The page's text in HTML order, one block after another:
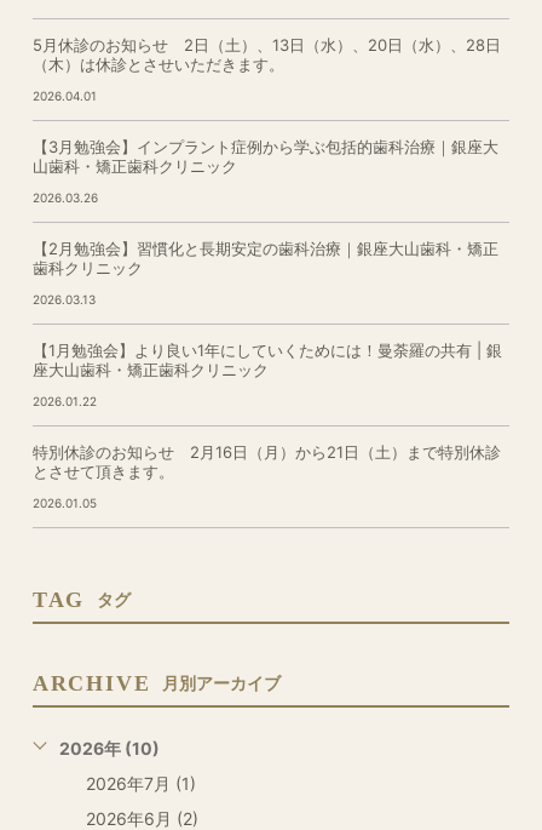
5月休診のお知らせ 2日（土）、13日（水）、20日（水）、28日
（木）は休診とさせいただきます。
2026.04.01
【3月勉強会】インプラント症例から学ぶ包括的歯科治療｜銀座大
山歯科・矯正歯科クリニック
2026.03.26
【2月勉強会】習慣化と長期安定の歯科治療｜銀座大山歯科・矯正
歯科クリニック
2026.03.13
【1月勉強会】より良い1年にしていくためには！曼荼羅の共有 | 銀
座大山歯科・矯正歯科クリニック
2026.01.22
特別休診のお知らせ 2月16日（月）から21日（土）まで特別休診
とさせて頂きます。
2026.01.05
TAG タグ
ARCHIVE 月別アーカイブ
2026年 (10)
2026年7月 (1)
2026年6月 (2)